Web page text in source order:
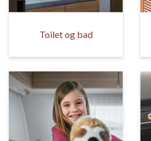
Toilet og bad